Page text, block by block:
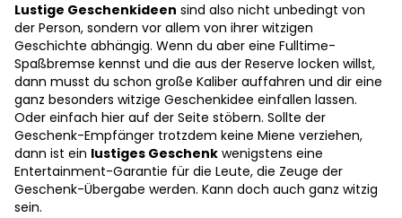
Lustige Geschenkideen sind also nicht unbedingt von
der Person, sondern vor allem von ihrer witzigen
Geschichte abhängig. Wenn du aber eine Fulltime-
Spaßbremse kennst und die aus der Reserve locken willst,
dann musst du schon große Kaliber auffahren und dir eine
ganz besonders witzige Geschenkidee einfallen lassen.
Oder einfach hier auf der Seite stöbern. Sollte der
Geschenk-Empfänger trotzdem keine Miene verziehen,
dann ist ein lustiges Geschenk wenigstens eine
Entertainment-Garantie für die Leute, die Zeuge der
Geschenk-Übergabe werden. Kann doch auch ganz witzig
sein.